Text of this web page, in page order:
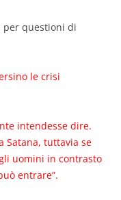
per questioni di
le crisi
intendesse dire.
Satana, tuttavia se
uomini in contrasto
entrare”.